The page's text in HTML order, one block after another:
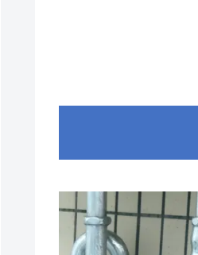
1